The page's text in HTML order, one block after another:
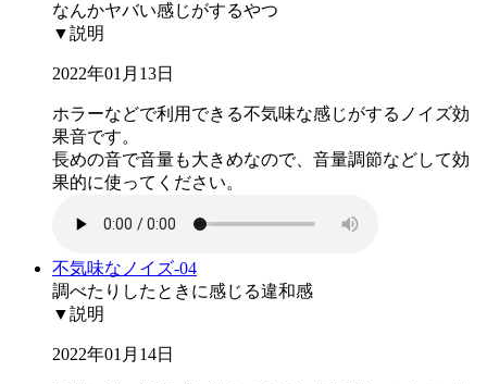
なんかヤバい感じがするやつ
▼説明
2022年01月13日
ホラーなどで利用できる不気味な感じがするノイズ効
果音です。
長めの音で音量も大きめなので、音量調節などして効
果的に使ってください。
不気味なノイズ-04
調べたりしたときに感じる違和感
▼説明
2022年01月14日